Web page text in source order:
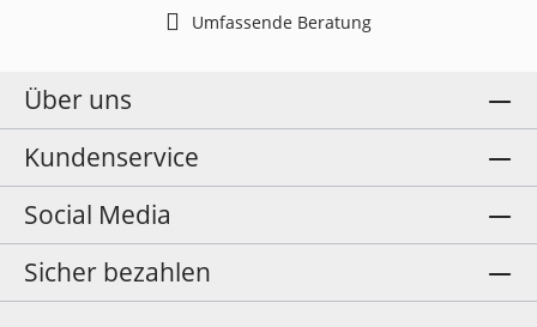
Umfassende Beratung
Über uns
Kundenservice
Social Media
Sicher bezahlen